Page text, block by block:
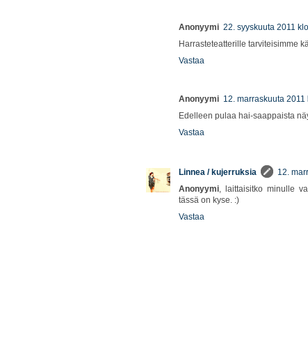
Anonyymi 22. syyskuuta 2011
Harrasteteatterille tarviteisimme
Vastaa
Anonyymi 12. marraskuuta 2011
Edelleen pulaa hai-saappaista
Vastaa
Linnea / kujerruksia
12.
Anonyymi, laittaisitko minulle
tässä on kyse. :)
Vastaa